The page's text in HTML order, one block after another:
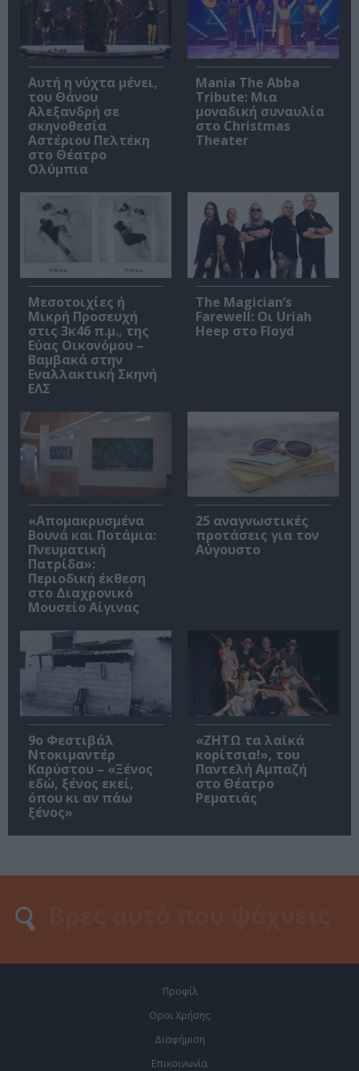
Αυτή η νύχτα μένει,
του Θάνου
Αλεξανδρή σε
σκηνοθεσία
Αστέριου Πελτέκη
στο Θέατρο
Ολύμπια
Mania The Abba
Tribute: Μια
μοναδική συναυλία
στο Christmas
Theater
Μεσοτοιχίες ή
Μικρή Προσευχή
στις 3κ46 π.μ., της
Εύας Οικονόμου –
Βαμβακά στην
Εναλλακτική Σκηνή
ΕΛΣ
The Magician’s
Farewell: Οι Uriah
Heep στο Floyd
«Απομακρυσμένα
Βουνά και Ποτάμια:
Πνευματική
Πατρίδα»:
Περιοδική έκθεση
στο Διαχρονικό
Μουσείο Αίγινας
25 αναγνωστικές
προτάσεις για τον
Αύγουστο
9ο Φεστιβάλ
Ντοκιμαντέρ
Καρύστου – «Ξένος
εδώ, ξένος εκεί,
όπου κι αν πάω
ξένος»
«ΖΗΤΩ τα λαϊκά
κορίτσια!», του
Παντελή Αμπαζή
στο Θέατρο
Ρεματιάς
Προφίλ
Οροι Χρήσης
Διαφήμιση
Επικοινωνία